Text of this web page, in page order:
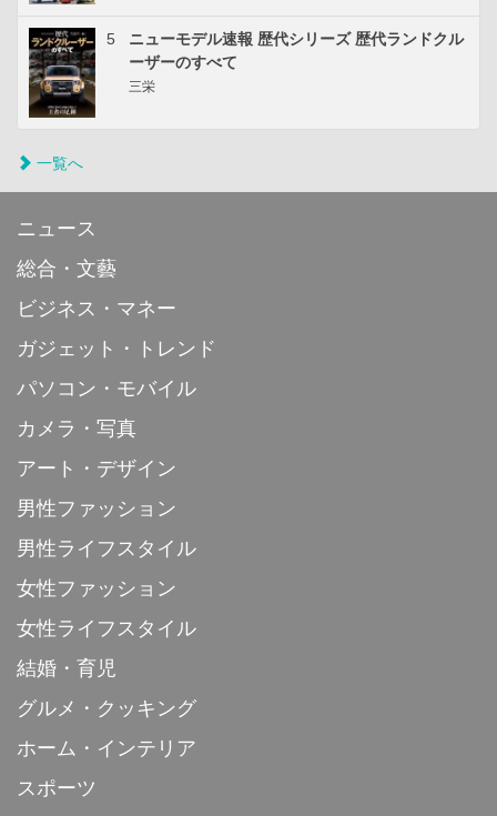
5
ニューモデル速報 歴代シリーズ 歴代ランドクル
ーザーのすべて
三栄
一覧へ
ニュース
総合・文藝
ビジネス・マネー
ガジェット・トレンド
パソコン・モバイル
カメラ・写真
アート・デザイン
男性ファッション
男性ライフスタイル
女性ファッション
女性ライフスタイル
結婚・育児
グルメ・クッキング
ホーム・インテリア
スポーツ